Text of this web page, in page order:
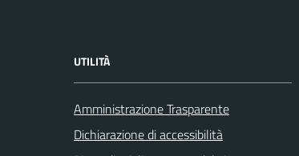
UTILITÀ
Amministrazione Trasparente
Dichiarazione di accessibilità